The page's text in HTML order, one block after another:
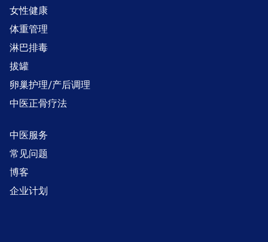
女性健康
体重管理
淋巴排毒
拔罐
卵巢护理/产后调理
中医正骨疗法
中医服务
常见问题
博客
企业计划